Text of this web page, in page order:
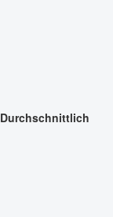
Durchschnittlich